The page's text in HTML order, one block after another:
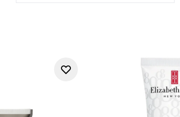
gevoelige huidtypes is een cleansing
terwijl je slaapt, zodat je wakker wordt
perfect voor dagelijks gebruik.
die je huid een gezonde, stralende